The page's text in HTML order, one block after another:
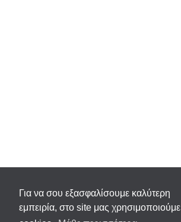
Για να σου εξασφαλίσουμε καλύτερη
εμπειρία, στο site μας χρησιμοποιούμε